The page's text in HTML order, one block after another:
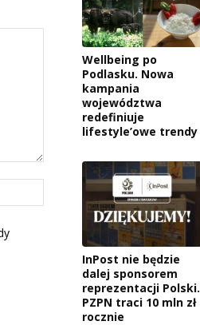
Internetowa:
Wellbeing po
Podlasku. Nowa
kampania
województwa
redefiniuje
lifestyle’owe trendy
InPost nie będzie
dalej sponsorem
reprezentacji Polski.
PZPN traci 10 mln zł
rocznie